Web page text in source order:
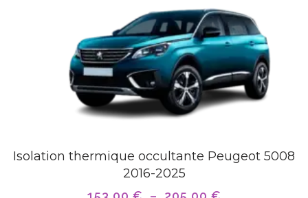
Isolation thermique occultante Peugeot 5008
2016-2025